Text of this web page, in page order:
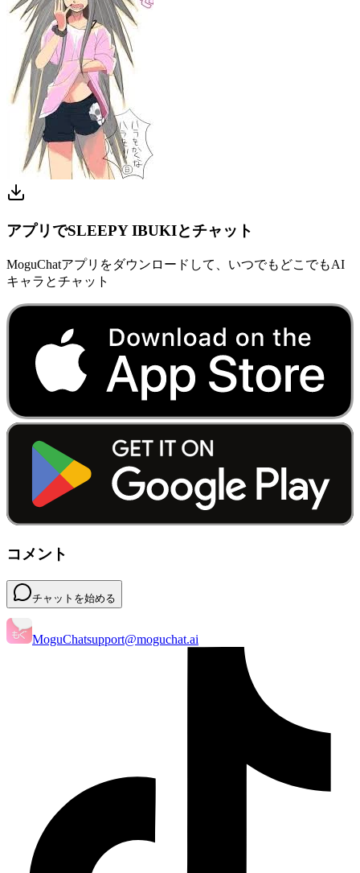
アプリでSLEEPY IBUKIとチャット
MoguChatアプリをダウンロードして、いつでもどこでもAI
キャラとチャット
コメント
チャットを始める
MoguChatsupport@moguchat.ai